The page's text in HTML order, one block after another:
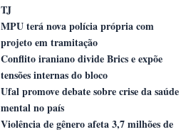
TJ
MPU terá nova polícia própria com
projeto em tramitação
Conflito iraniano divide Brics e expõe
tensões internas do bloco
Ufal promove debate sobre crise da saúde
mental no país
Violência de gênero afeta 3,7 milhões de